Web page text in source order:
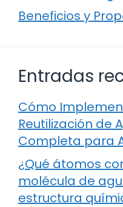
Beneficios y
Entradas
Cómo
Reutilización de
Completa para
¿Qué átomos
molécula de
estructura